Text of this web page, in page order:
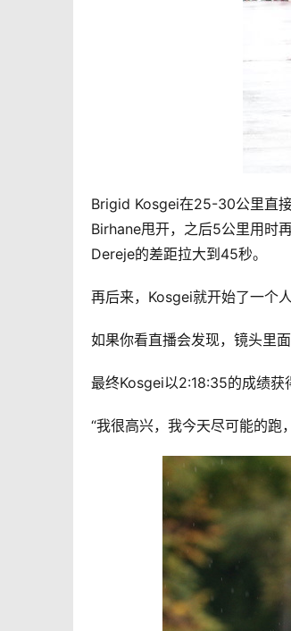
Brigid Kosgei在25-30公里直
Birhane甩开，之后5公里用时
Dereje的差距拉大到45秒。
再后来，Kosgei就开始了一个
如果你看直播会发现，镜头里
最终Kosgei以2:18:35的成绩获
“我很高兴，我今天尽可能的跑